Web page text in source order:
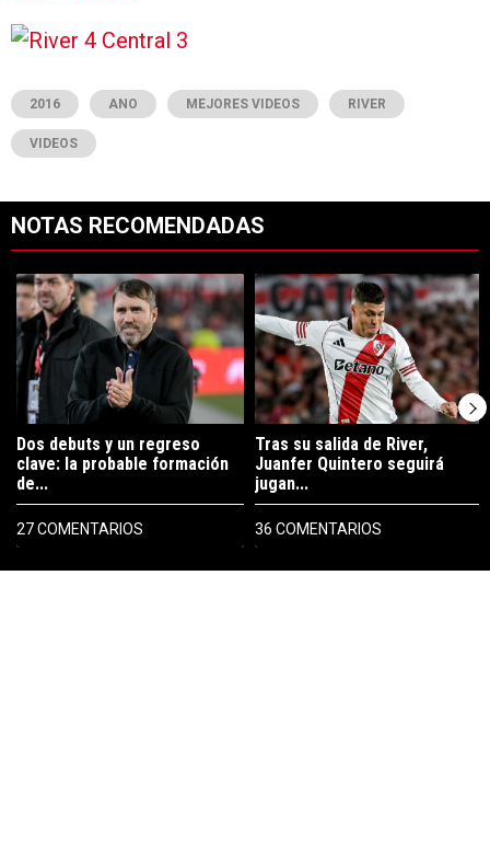
2016 ANO MEJORES VIDEOS RIVER
VIDEOS
NOTAS RECOMENDADAS
PUBLICIDAD
Un artículo de tendencia con el título "Dos debuts y un regreso
Dos debuts y un regreso
clave: la probable formación
de...
27 COMENTARIOS
Un artículo de tendencia con el
Tras su salida de River,
Juanfer Quintero seguirá
jugan...
36 COMENTARIOS